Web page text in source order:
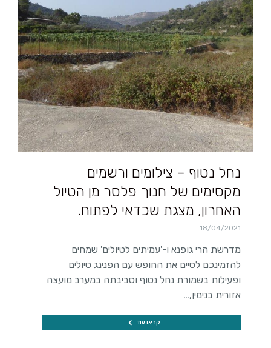
נחל נטוף – צילומים ורשמים
מקסימים של חנוך פלסר מן הטיול
האחרון, מצגת שכדאי לפתוח.
18/04/2021
מדרשת הרי גופנא ו-'עמיתים לטיולים' שמחים
להזמינכם לסיים את החופש עם הפנינג טיולים
ופעילות בשמורת נחל נטוף וסביבתה במערב מועצה
אזורית בנימין,…
קראו עוד